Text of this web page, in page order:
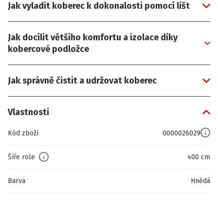
Jak vyladit koberec k dokonalosti pomocí lišt
Jak docílit většího komfortu a izolace díky
kobercové podložce
Jak správně čistit a udržovat koberec
Vlastnosti
Kód zboží 0000026029
Šíře role 400 cm
Barva Hnědá